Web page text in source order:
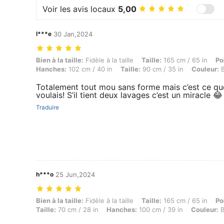
Voir les avis locaux 5,00
l***e 30 Jan,2024
Bien à la taille: Fidèle à la taille, Taille: 165 cm / 65 in, Poids: 63 kg
Bien à la taille: Fidèle à la taille Taille: 165 cm / 65 in
Hanches: 102 cm / 40 in Taille: 90 cm / 35 in Couleur:
Totalement tout mou sans forme mais c’est ce
voulais! S’il tient deux lavages c’est un miracle 😂
Traduire
h***o 25 Jun,2024
Bien à la taille: Fidèle à la taille, Taille: 165 cm / 65 in, Poids: 60 kg
Bien à la taille: Fidèle à la taille Taille: 165 cm / 65 in
Taille: 70 cm / 28 in Hanches: 100 cm / 39 in Couleur: